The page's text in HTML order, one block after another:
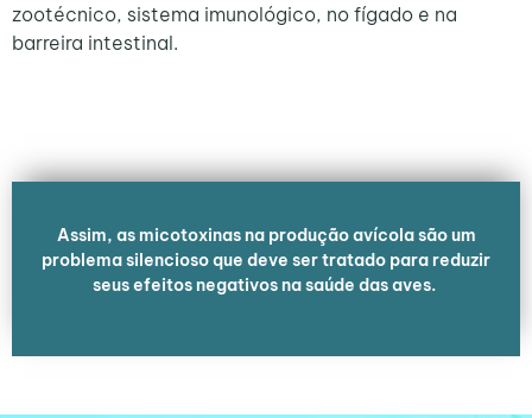
zootécnico, sistema imunológico, no fígado e na
barreira intestinal.
Assim, as micotoxinas na produção avícola são um
problema silencioso que deve ser tratado para reduzir
seus efeitos negativos na saúde das aves.